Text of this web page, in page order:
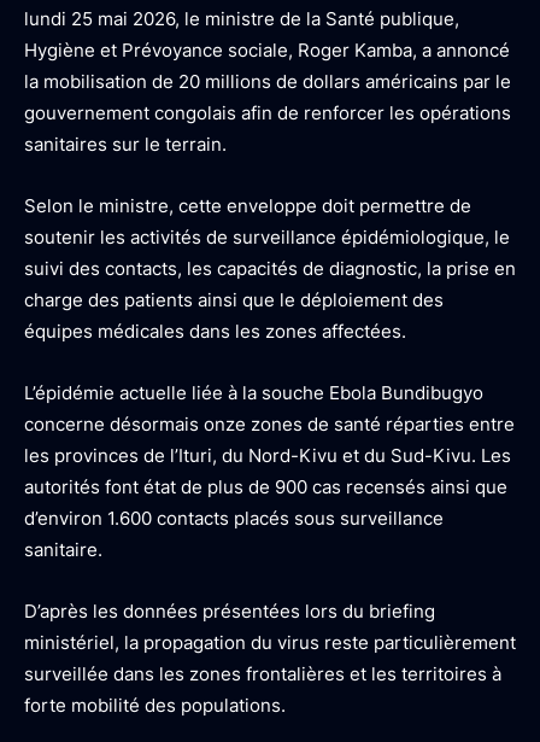
lundi 25 mai 2026, le ministre de la Santé publique,
Hygiène et Prévoyance sociale, Roger Kamba, a annoncé
la mobilisation de 20 millions de dollars américains par le
gouvernement congolais afin de renforcer les opérations
sanitaires sur le terrain.
Selon le ministre, cette enveloppe doit permettre de
soutenir les activités de surveillance épidémiologique, le
suivi des contacts, les capacités de diagnostic, la prise en
charge des patients ainsi que le déploiement des
équipes médicales dans les zones affectées.
L’épidémie actuelle liée à la souche Ebola Bundibugyo
concerne désormais onze zones de santé réparties entre
les provinces de l’Ituri, du Nord-Kivu et du Sud-Kivu. Les
autorités font état de plus de 900 cas recensés ainsi que
d’environ 1.600 contacts placés sous surveillance
sanitaire.
D’après les données présentées lors du briefing
ministériel, la propagation du virus reste particulièrement
surveillée dans les zones frontalières et les territoires à
forte mobilité des populations.